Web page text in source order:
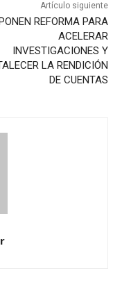
Artículo siguiente
REFORMA PARA
ACELERAR
INVESTIGACIONES Y
LA RENDICIÓN
DE CUENTAS